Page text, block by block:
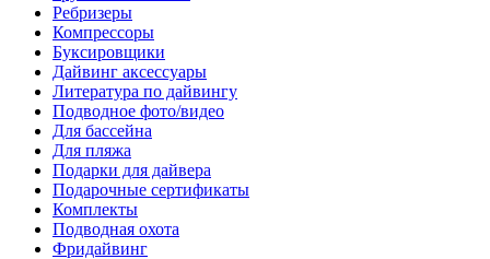
Ребризеры
Компрессоры
Буксировщики
Дайвинг аксессуары
Литература по дайвингу
Подводное фото/видео
Для бассейна
Для пляжа
Подарки для дайвера
Подарочные сертификаты
Комплекты
Подводная охота
Фридайвинг